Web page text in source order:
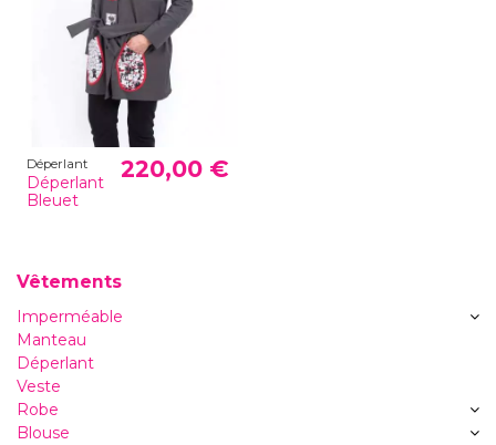
Déperlant
Déperlant
Bleuet
220,00 €
Vêtements
Imperméable
Manteau
Déperlant
Veste
Robe
Blouse